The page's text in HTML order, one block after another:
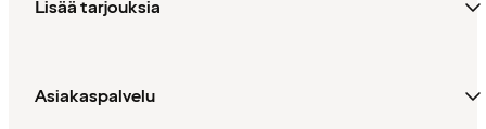
Lisää tarjouksia
Asiakaspalvelu